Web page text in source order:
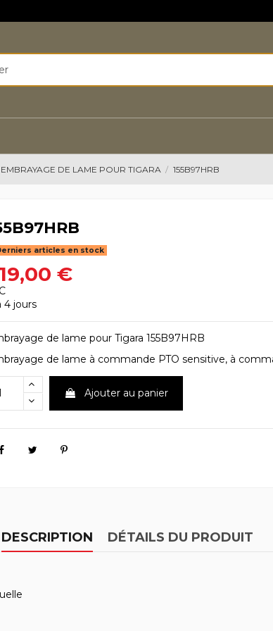
EMBRAYAGE DE LAME POUR TIGARA 155B97HRB
articles en stock
€
4 jours
de lame pour Tigara 155B97HRB
de lame à commande PTO sensitive, à
Ajouter au panier
DESCRIPTION DÉTAILS DU PRODUIT